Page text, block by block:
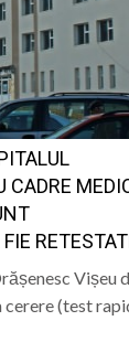
CADRE
Vișeu
(test